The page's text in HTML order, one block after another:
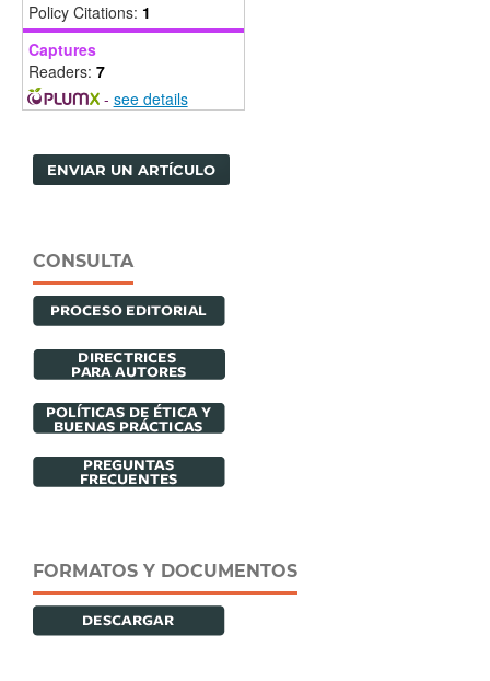
Policy Citations: 1
Captures
Readers: 7
- see details
ENVIAR UN ARTÍCULO
CONSULTA
FORMATOS Y DOCUMENTOS